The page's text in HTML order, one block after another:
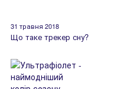
31 травня 2018
Що таке трекер сну?